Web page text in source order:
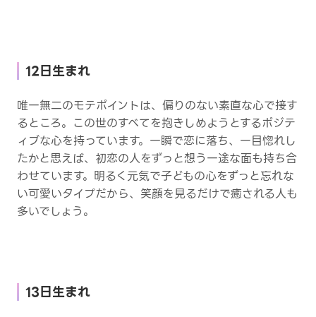
12日生まれ
唯一無二のモテポイントは、偏りのない素直な心で接す
るところ。この世のすべてを抱きしめようとするポジテ
ィブな心を持っています。一瞬で恋に落ち、一目惚れし
たかと思えば、初恋の人をずっと想う一途な面も持ち合
わせています。明るく元気で子どもの心をずっと忘れな
い可愛いタイプだから、笑顔を見るだけで癒される人も
多いでしょう。
13日生まれ